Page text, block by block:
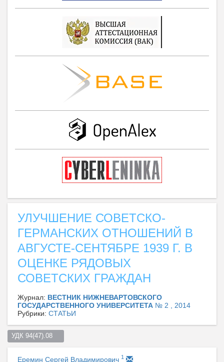
УЛУЧШЕНИЕ СОВЕТСКО-
ГЕРМАНСКИХ ОТНОШЕНИЙ В
АВГУСТЕ-СЕНТЯБРЕ 1939 Г. В
ОЦЕНКЕ РЯДОВЫХ
СОВЕТСКИХ ГРАЖДАН
Журнал: ВЕСТНИК НИЖНЕВАРТОВСКОГО
ГОСУДАРСТВЕННОГО УНИВЕРСИТЕТА № 2 , 2014
Рубрики: СТАТЬИ
УДК 94(47).08
Еремин Сергей Владимирович 1